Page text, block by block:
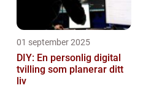
01 september 2025
DIY: En personlig digital
tvilling som planerar ditt
liv